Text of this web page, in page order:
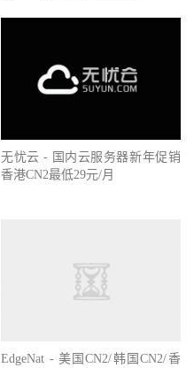
无忧云 - 国内云服务器新年促销
香港CN2最低29元/月
EdgeNat - 美国CN2/韩国CN2/香